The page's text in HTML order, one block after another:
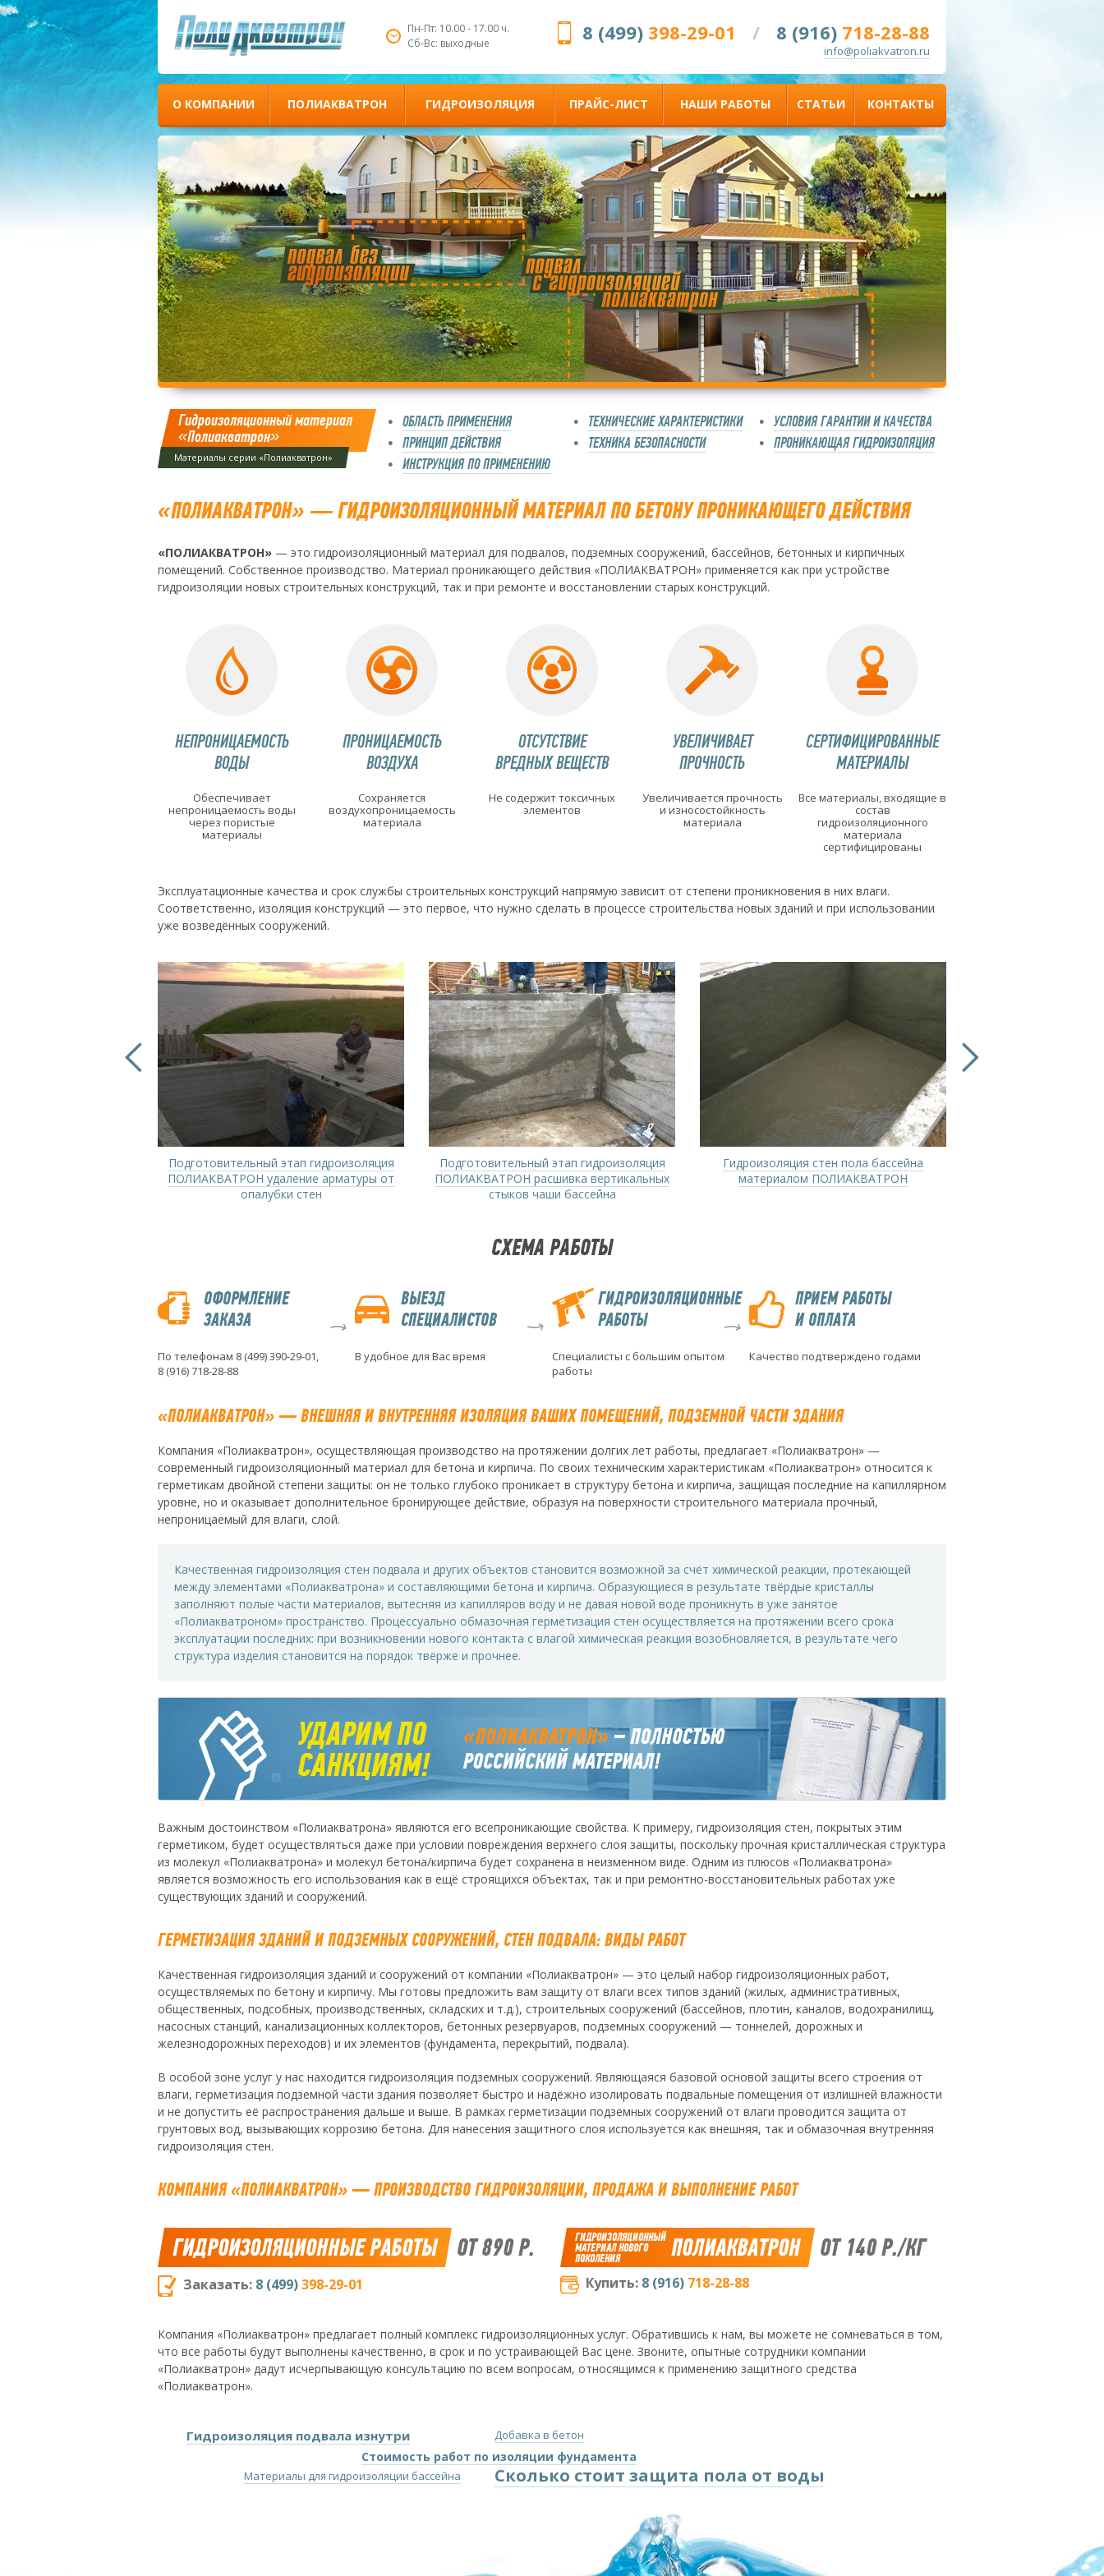
Пн-Пт: 10.00 - 17.00 ч.
Сб-Вс: выходные
8 (499) 398-29-01 / 8 (916) 718-28-88
info@poliakvatron.ru
О КОМПАНИИ ПОЛИАКВАТРОН ГИДРОИЗОЛЯЦИЯ ПРАЙС-ЛИСТ НАШИ РАБОТЫ СТАТЬИ КОНТАКТЫ
Гидроизоляционный материал
«Полиакватрон»
Материалы серии «Полиакватрон»
ОБЛАСТЬ ПРИМЕНЕНИЯ ТЕХНИЧЕСКИЕ ХАРАКТЕРИСТИКИ
УСЛОВИЯ ГАРАНТИИ И КАЧЕСТВА
ПРИНЦИП ДЕЙСТВИЯ
ТЕХНИКА БЕЗОПАСНОСТИ
ПРОНИКАЮЩАЯ ГИДРОИЗОЛЯЦИЯ
ИНСТРУКЦИЯ ПО ПРИМЕНЕНИЮ
«ПОЛИАКВАТРОН» — ГИДРОИЗОЛЯЦИОННЫЙ МАТЕРИАЛ ПО БЕТОНУ ПРОНИКАЮЩЕГО ДЕЙСТВИЯ
«ПОЛИАКВАТРОН» — это гидроизоляционный материал для подвалов, подземных сооружений, бассейнов, бетонных и кирпичных
помещений. Собственное производство. Материал проникающего действия «ПОЛИАКВАТРОН» применяется как при устройстве
гидроизоляции новых строительных конструкций, так и при ремонте и восстановлении старых конструкций.
НЕПРОНИЦАЕМОСТЬ
ВОДЫ
Обеспечивает
непроницаемость воды
через пористые
материалы
ПРОНИЦАЕМОСТЬ
ВОЗДУХА
Сохраняется
воздухопроницаемость
материала
ОТСУТСТВИЕ
ВРЕДНЫХ ВЕЩЕСТВ
Не содержит токсичных
элементов
УВЕЛИЧИВАЕТ
ПРОЧНОСТЬ
Увеличивается прочность
и износостойкность
материала
СЕРТИФИЦИРОВАННЫЕ
МАТЕРИАЛЫ
Все материалы, входящие в
состав
гидроизоляционного
материала
сертифицированы
Эксплуатационные качества и срок службы строительных конструкций напрямую зависит от степени проникновения в них влаги.
Соответственно, изоляция конструкций — это первое, что нужно сделать в процессе строительства новых зданий и при использовании
уже возведённых сооружений.
Подготовительный этап гидроизоляция
ПОЛИАКВАТРОН удаление арматуры от
опалубки стен
Подготовительный этап гидроизоляция
ПОЛИАКВАТРОН расшивка вертикальных
стыков чаши бассейна
Гидроизоляция стен пола бассейна
материалом ПОЛИАКВАТРОН
СХЕМА РАБОТЫ
ОФОРМЛЕНИЕ
ЗАКАЗА
По телефонам 8 (499) 390-29-01,
8 (916) 718-28-88
ВЫЕЗД
СПЕЦИАЛИСТОВ
В удобное для Вас время
ГИДРОИЗОЛЯЦИОННЫЕ
РАБОТЫ
Специалисты с большим опытом
работы
ПРИЕМ РАБОТЫ
И ОПЛАТА
Качество подтверждено годами
«ПОЛИАКВАТРОН» — ВНЕШНЯЯ И ВНУТРЕННЯЯ ИЗОЛЯЦИЯ ВАШИХ ПОМЕЩЕНИЙ, ПОДЗЕМНОЙ ЧАСТИ ЗДАНИЯ
Компания «Полиакватрон», осуществляющая производство на протяжении долгих лет работы, предлагает «Полиакватрон» —
современный гидроизоляционный материал для бетона и кирпича. По своих техническим характеристикам «Полиакватрон» относится к
герметикам двойной степени защиты: он не только глубоко проникает в структуру бетона и кирпича, защищая последние на капиллярном
уровне, но и оказывает дополнительное бронирующее действие, образуя на поверхности строительного материала прочный,
непроницаемый для влаги, слой.
Качественная гидроизоляция стен подвала и других объектов становится возможной за счёт химической реакции, протекающей
между элементами «Полиакватрона» и составляющими бетона и кирпича. Образующиеся в результате твёрдые кристаллы
заполняют полые части материалов, вытесняя из капилляров воду и не давая новой воде проникнуть в уже занятое
«Полиакватроном» пространство. Процессуально обмазочная герметизация стен осуществляется на протяжении всего срока
эксплуатации последних: при возникновении нового контакта с влагой химическая реакция возобновляется, в результате чего
структура изделия становится на порядок твёрже и прочнее.
Важным достоинством «Полиакватрона» являются его всепроникающие свойства. К примеру, гидроизоляция стен, покрытых этим
герметиком, будет осуществляться даже при условии повреждения верхнего слоя защиты, поскольку прочная кристаллическая структура
из молекул «Полиакватрона» и молекул бетона/кирпича будет сохранена в неизменном виде. Одним из плюсов «Полиакватрона»
является возможность его использования как в ещё строящихся объектах, так и при ремонтно-восстановительных работах уже
существующих зданий и сооружений.
ГЕРМЕТИЗАЦИЯ ЗДАНИЙ И ПОДЗЕМНЫХ СООРУЖЕНИЙ, СТЕН ПОДВАЛА: ВИДЫ РАБОТ
Качественная гидроизоляция зданий и сооружений от компании «Полиакватрон» — это целый набор гидроизоляционных работ,
осуществляемых по бетону и кирпичу. Мы готовы предложить вам защиту от влаги всех типов зданий (жилых, административных,
общественных, подсобных, производственных, складских и т.д.), строительных сооружений (бассейнов, плотин, каналов, водохранилищ,
насосных станций, канализационных коллекторов, бетонных резервуаров, подземных сооружений — тоннелей, дорожных и
железнодорожных переходов) и их элементов (фундамента, перекрытий, подвала).
В особой зоне услуг у нас находится гидроизоляция подземных сооружений. Являющаяся базовой основой защиты всего строения от
влаги, герметизация подземной части здания позволяет быстро и надёжно изолировать подвальные помещения от излишней влажности
и не допустить её распространения дальше и выше. В рамках герметизации подземных сооружений от влаги проводится защита от
грунтовых вод, вызывающих коррозию бетона. Для нанесения защитного слоя используется как внешняя, так и обмазочная внутренняя
гидроизоляция стен.
КОМПАНИЯ «ПОЛИАКВАТРОН» — ПРОИЗВОДСТВО ГИДРОИЗОЛЯЦИИ, ПРОДАЖА И ВЫПОЛНЕНИЕ РАБОТ
ГИДРОИЗОЛЯЦИОННЫЕ РАБОТЫ ОТ 890 Р. ГИДРОИЗОЛЯЦИОННЫЙ
МАТЕРИАЛ НОВОГО
ПОКОЛЕНИЯ ПОЛИАКВАТРОН ОТ 140 Р./КГ
Заказать: 8 (499)398-29-01 Купить: 8 (916) 718-28-88
Компания «Полиакватрон» предлагает полный комплекс гидроизоляционных услуг. Обратившись к нам, вы можете не сомневаться в том,
что все работы будут выполнены качественно, в срок и по устраивающей Вас цене. Звоните, опытные сотрудники компании
«Полиакватрон» дадут исчерпывающую консультацию по всем вопросам, относящимся к применению защитного средства
«Полиакватрон».
Гидроизоляция подвала изнутри
Материалы для гидроизоляции бассейна
Стоимость работ по изоляции фундамента
Добавка в бетон
Сколько стоит защита пола от воды